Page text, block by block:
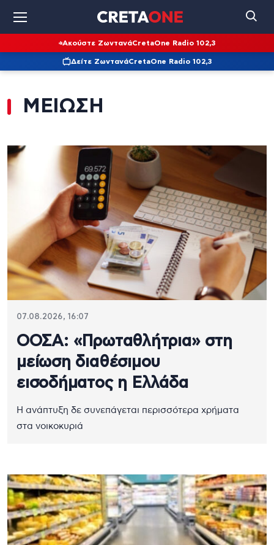
Ακούστε ΖωντανάCretaOne Radio 102,3
Δείτε ΖωντανάCretaOne Radio 102,3
ΜΕΙΩΣΗ
07.08.2026, 16:07
ΟΟΣΑ: «Πρωταθλήτρια» στη
μείωση διαθέσιμου
εισοδήματος η Ελλάδα
Η ανάπτυξη δε συνεπάγεται περισσότερα χρήματα
στα νοικοκυριά